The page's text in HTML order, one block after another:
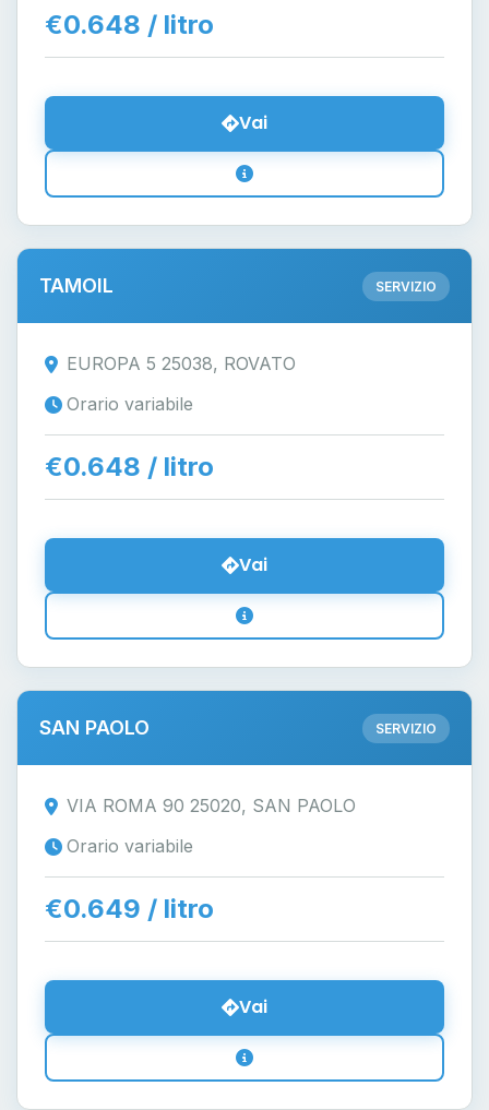
€0.648 / litro
Vai
TAMOIL SERVIZIO
EUROPA 5 25038, ROVATO
Orario variabile
€0.648 / litro
Vai
SAN PAOLO SERVIZIO
VIA ROMA 90 25020, SAN PAOLO
Orario variabile
€0.649 / litro
Vai